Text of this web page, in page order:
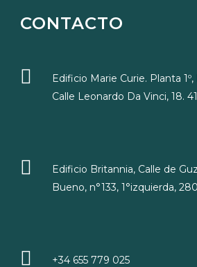
CONTACTO
Edificio Marie Curie. Planta
Calle Leonardo Da Vinci, 18.
Edificio Britannia, Calle de
Bueno, n°133, 1°izquierda,
+34 655 779 025